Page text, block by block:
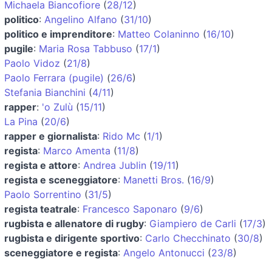
Michaela Biancofiore (28/12)
politico: Angelino Alfano (31/10)
politico e imprenditore: Matteo Colaninno (16/10)
pugile: Maria Rosa Tabbuso (17/1)
Paolo Vidoz (21/8)
Paolo Ferrara (pugile) (26/6)
Stefania Bianchini (4/11)
rapper: 'o Zulù (15/11)
La Pina (20/6)
rapper e giornalista: Rido Mc (1/1)
regista: Marco Amenta (11/8)
regista e attore: Andrea Jublin (19/11)
regista e sceneggiatore: Manetti Bros. (16/9)
Paolo Sorrentino (31/5)
regista teatrale: Francesco Saponaro (9/6)
rugbista e allenatore di rugby: Giampiero de Carli (17/3)
rugbista e dirigente sportivo: Carlo Checchinato (30/8)
sceneggiatore e regista: Angelo Antonucci (23/8)